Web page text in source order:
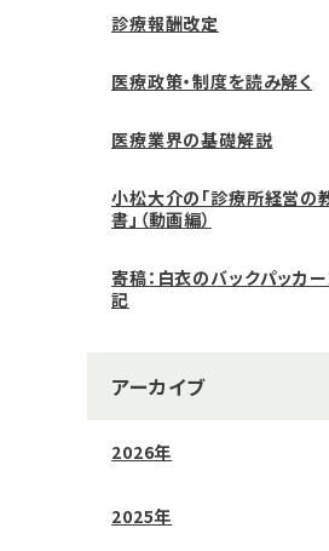
診療報酬改定
医療政策・制度を読み解く
医療業界の基礎解説
小松大介の「診療所経営の
書」（動画編）
寄稿：白衣のバックパッカ
記
アーカイブ
2026年
2025年